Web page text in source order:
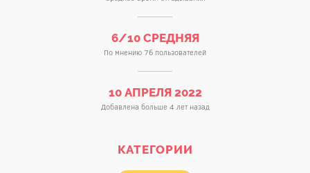
6/10 СРЕДНЯЯ
По мнению 76 пользователей
10 АПРЕЛЯ 2022
Добавлена больше 4 лет назад
КАТЕГОРИИ